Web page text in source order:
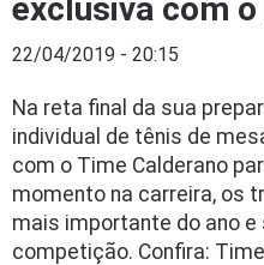
exclusiva com o
22/04/2019 - 20:15
Na reta final da sua
individual de tênis de
com o Time Calderano
momento na carreira, os
mais importante do ano
competição. Confira: